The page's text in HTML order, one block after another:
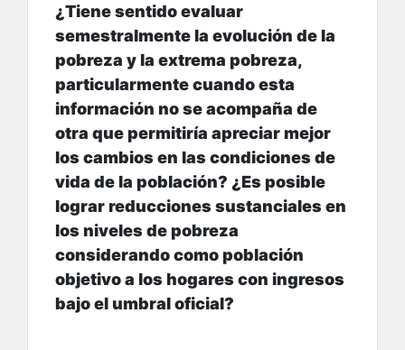
¿Tiene sentido evaluar
semestralmente la evolución de la
pobreza y la extrema pobreza,
particularmente cuando esta
información no se acompaña de
otra que permitiría apreciar mejor
los cambios en las condiciones de
vida de la población? ¿Es posible
lograr reducciones sustanciales en
los niveles de pobreza
considerando como población
objetivo a los hogares con ingresos
bajo el umbral oficial?